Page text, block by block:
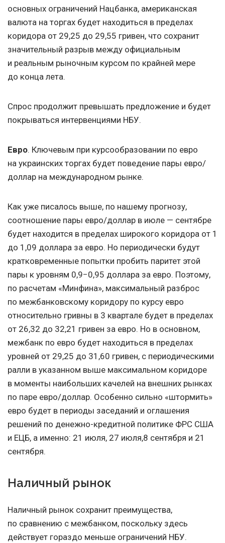
основных ограничений Нацбанка, американская
валюта на торгах будет находиться в пределах
коридора от 29,25 до 29,55 гривен, что сохранит
значительный разрыв между официальным
и реальным рыночным курсом по крайней мере
до конца лета.
Спрос продолжит превышать предложение и будет
покрываться интервенциями НБУ.
Евро. Ключевым при курсообразовании по евро
на украинских торгах будет поведение пары евро/
доллар на международном рынке.
Как уже писалось выше, по нашему прогнозу,
соотношение пары евро/доллар в июле — сентябре
будет находится в пределах широкого коридора от 1
до 1,09 доллара за евро. Но периодически будут
кратковременные попытки пробить паритет этой
пары к уровням 0,9−0,95 доллара за евро. Поэтому,
по расчетам «Минфина», максимальный разброс
по межбанковскому коридору по курсу евро
относительно гривны в 3 квартале будет в пределах
от 26,32 до 32,21 гривен за евро. Но в основном,
межбанк по евро будет находиться в пределах
уровней от 29,25 до 31,60 гривен, с периодическими
ралли в указанном выше максимальном коридоре
в моменты наибольших качелей на внешних рынках
по паре евро/доллар. Особенно сильно «штормить»
евро будет в периоды заседаний и оглашения
решений по денежно-кредитной политике ФРС США
и ЕЦБ, а именно: 21 июля, 27 июля,8 сентября и 21
сентября.
Наличный рынок
Наличный рынок сохранит преимущества,
по сравнению с межбанком, поскольку здесь
действует гораздо меньше ограничений НБУ.